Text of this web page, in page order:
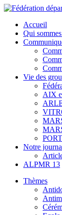
Skip
content
Fédération
Membre de la
Accueil
Qui
Vie des
AIX
Notre
ALPMR 13
Thèmes